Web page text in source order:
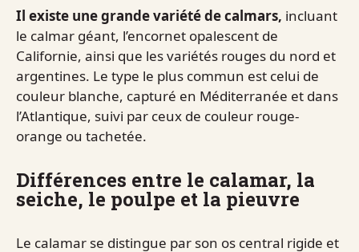
Il existe une grande variété de calmars, incluant
le calmar géant, l’encornet opalescent de
Californie, ainsi que les variétés rouges du nord et
argentines. Le type le plus commun est celui de
couleur blanche, capturé en Méditerranée et dans
l’Atlantique, suivi par ceux de couleur rouge-
orange ou tachetée.
Différences entre le calamar, la
seiche, le poulpe et la pieuvre
Le calamar se distingue par son os central rigide et